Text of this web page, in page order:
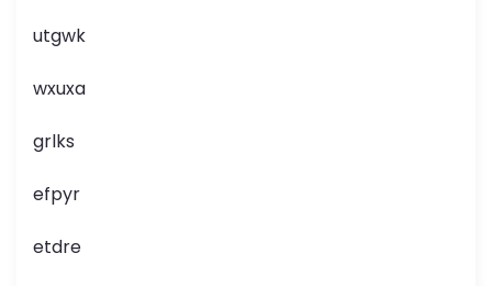
utgwk
wxuxa
grlks
efpyr
etdre